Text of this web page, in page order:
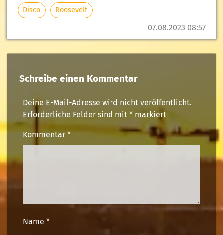
07.08.2023 08:57
Disco Roosevelt
Schreibe einen Kommentar
Deine E-Mail-Adresse wird nicht veröffentlicht.
Erforderliche Felder sind mit *markiert
Kommentar*
Name *